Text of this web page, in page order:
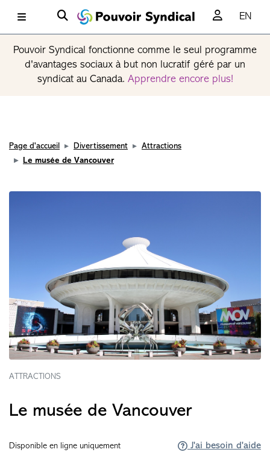
EN
Pouvoir Syndical fonctionne comme le seul programme
d'avantages sociaux à but non lucratif géré par un
syndicat au Canada. Apprendre encore plus!
Page d'accueil Divertissement
Attractions
Le musée de Vancouver
ATTRACTIONS
Le musée de Vancouver
Disponible en ligne uniquement J'ai besoin d'aide